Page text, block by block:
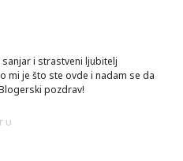
sanjar i strastveni ljubitelj
mi je što ste ovde i nadam se da
pozdrav!